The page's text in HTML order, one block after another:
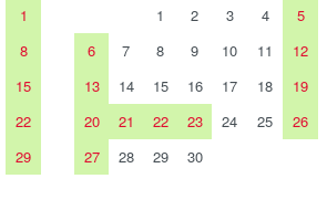
1
8
15
22
29
1
2 3 4
5
6
7 8 9 10 11
12
13
14 15 16 17 18
19
20
21 22 23 24 25
26
27
28 29 30